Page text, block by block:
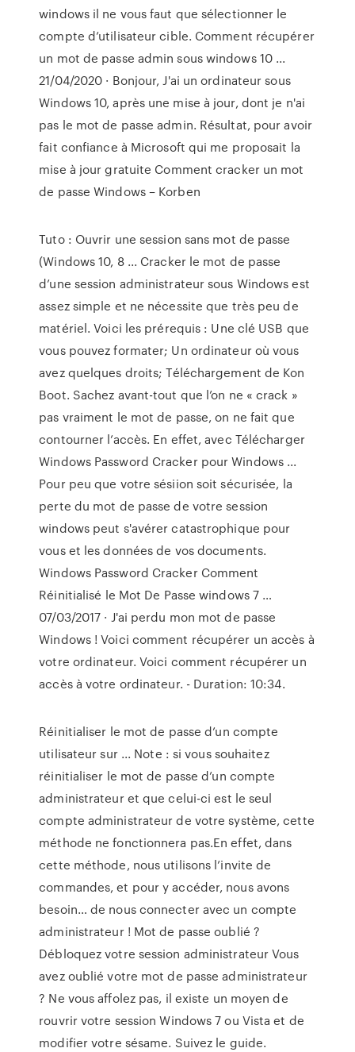
windows il ne vous faut que sélectionner le
compte d’utilisateur cible. Comment récupérer
un mot de passe admin sous windows 10 ...
21/04/2020 · Bonjour, J'ai un ordinateur sous
Windows 10, après une mise à jour, dont je n'ai
pas le mot de passe admin. Résultat, pour avoir
fait confiance à Microsoft qui me proposait la
mise à jour gratuite Comment cracker un mot
de passe Windows – Korben
Tuto : Ouvrir une session sans mot de passe
(Windows 10, 8 ... Cracker le mot de passe
d’une session administrateur sous Windows est
assez simple et ne nécessite que très peu de
matériel. Voici les prérequis : Une clé USB que
vous pouvez formater; Un ordinateur où vous
avez quelques droits; Téléchargement de Kon
Boot. Sachez avant-tout que l’on ne « crack »
pas vraiment le mot de passe, on ne fait que
contourner l’accès. En effet, avec Télécharger
Windows Password Cracker pour Windows ...
Pour peu que votre sésiion soit sécurisée, la
perte du mot de passe de votre session
windows peut s'avérer catastrophique pour
vous et les données de vos documents.
Windows Password Cracker Comment
Réinitialisé le Mot De Passe windows 7 …
07/03/2017 · J'ai perdu mon mot de passe
Windows ! Voici comment récupérer un accès à
votre ordinateur. Voici comment récupérer un
accès à votre ordinateur. - Duration: 10:34.
Réinitialiser le mot de passe d’un compte
utilisateur sur ... Note : si vous souhaitez
réinitialiser le mot de passe d’un compte
administrateur et que celui-ci est le seul
compte administrateur de votre système, cette
méthode ne fonctionnera pas.En effet, dans
cette méthode, nous utilisons l’invite de
commandes, et pour y accéder, nous avons
besoin… de nous connecter avec un compte
administrateur ! Mot de passe oublié ?
Débloquez votre session administrateur Vous
avez oublié votre mot de passe administrateur
? Ne vous affolez pas, il existe un moyen de
rouvrir votre session Windows 7 ou Vista et de
modifier votre sésame. Suivez le guide.